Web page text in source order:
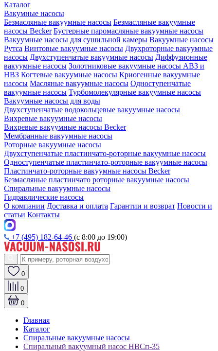
Каталог
Вакумные насосы
Безмасляные вакуумные насосы Безмасляные вакуумные
насосы Becker Бустерные паромасляные вакуумные насосы
Вакуумные насосы для сушильной камеры Вакуумные насосы
Рутса Винтовые вакуумные насосы Двухроторные вакуумные
насосы Двухступенчатые вакуумные насосы Диффузионные
вакуумные насосы Золотниковые вакуумные насосы АВЗ и
НВЗ Когтевые вакуумные насосы Криогенные вакуумные
насосы Масляные вакуумные насосы Одноступенчатые
вакуумные насосы Турбомолекулярные вакуумные насосы
Вакуумные насосы для воды
Двухступенчатые водокольцевые вакуумные насосы
Вихревые вакуумные насосы
Вихревые вакуумные насосы Becker
Мембранные вакуумные насосы
Роторные вакуумные насосы
Двухступенчатые пластинчато-роторные вакуумные насосы
Одноступенчатые пластинчато-роторные вакуумные насосы
Пластинчато-роторные вакуумные насосы Becker
Безмасляные пластинчато роторные вакуумные насосы
Спиральные вакуумные насосы
Гидравлические насосы
О компании Доставка и оплата Гарантии и возврат Новости и
статьи Контакты
+7 (495) 182-64-46 (с 8:00 до 19:00)
0
0
0
Главная
Каталог
Спиральные вакуумные насосы
Спиральный вакуумный насос НВСп-35